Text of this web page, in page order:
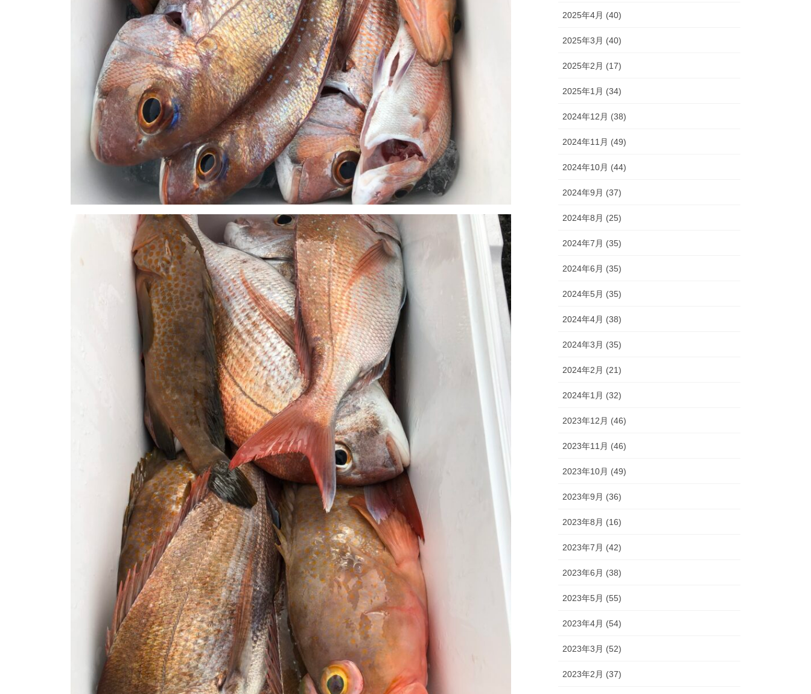
2025年4月 (40)
2025年3月 (40)
2025年2月 (17)
2025年1月 (34)
2024年12月 (38)
2024年11月 (49)
2024年10月 (44)
2024年9月 (37)
2024年8月 (25)
2024年7月 (35)
2024年6月 (35)
2024年5月 (35)
2024年4月 (38)
2024年3月 (35)
2024年2月 (21)
2024年1月 (32)
2023年12月 (46)
2023年11月 (46)
2023年10月 (49)
2023年9月 (36)
2023年8月 (16)
2023年7月 (42)
2023年6月 (38)
2023年5月 (55)
2023年4月 (54)
2023年3月 (52)
2023年2月 (37)